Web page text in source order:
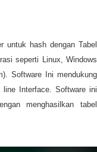
untuk hash dengan Tabel
seperti Linux, Windows
Software Ini mendukung
line Interface. Software ini
menghasilkan tabel